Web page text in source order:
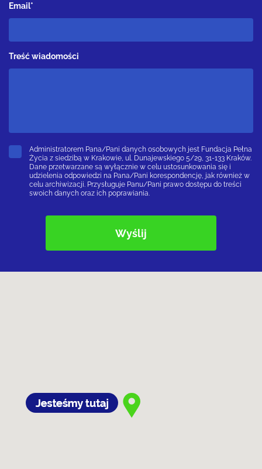
Email*
Treść wiadomości
Administratorem Pana/Pani danych osobowych jest Fundacja Pełna
Życia z siedzibą w Krakowie, ul. Dunajewskiego 5/29, 31-133 Kraków.
Dane przetwarzane są wyłącznie w celu ustosunkowania się i
udzielenia odpowiedzi na Pana/Pani korespondencję, jak również w
celu archiwizacji. Przysługuje Panu/Pani prawo dostępu do treści
swoich danych oraz ich poprawiania.